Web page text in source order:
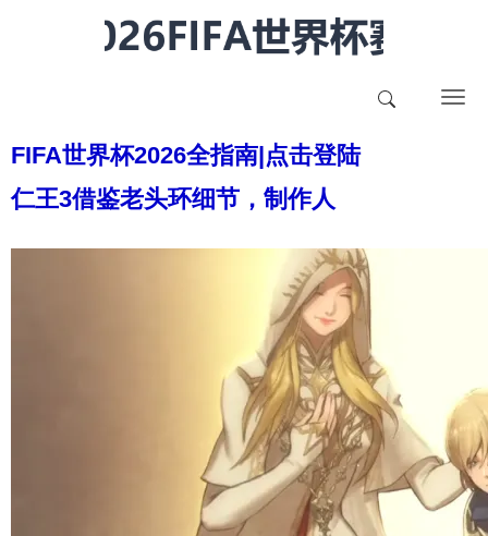
T
t
i
o
n
FIFA世界杯2026全指南|点击登陆
仁王3借鉴老头环细节，制作人